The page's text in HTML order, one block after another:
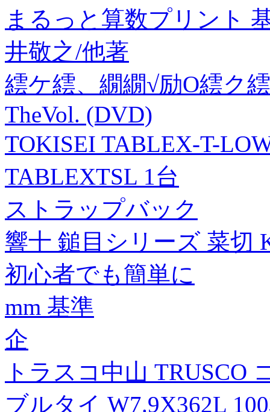
まるっと算数プリント
井敬之/他著
繧ケ繧、繝繝√励Ο繧ク
TheVol. (DVD)
TOKISEI TABLEX-T-
TABLEXTSL 1台
ストラップバック
響十 鎚目シリーズ 菜切
初心者でも簡単に
mm 基準
企
トラスコ中山 TRUSCO
ブルタイ W7.9X362L